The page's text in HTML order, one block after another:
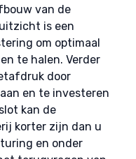
van de
is een
om optimaal
te halen. Verder
door
en te investeren
kan de
korter zijn dan u
en onder